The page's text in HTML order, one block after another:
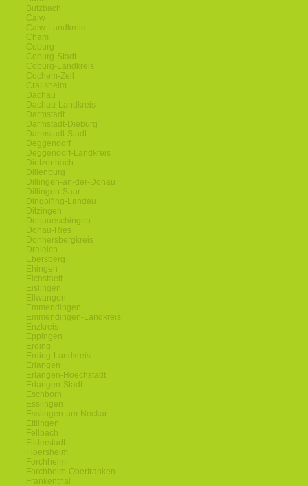
Butzbach
Calw
Calw-Landkreis
Cham
Coburg
Coburg-Stadt
Coburg-Landkreis
Cochem-Zell
Crailsheim
Dachau
Dachau-Landkreis
Darmstadt
Darmstadt-Dieburg
Darmstadt-Stadt
Deggendorf
Deggendorf-Landkreis
Dietzenbach
Dillenburg
Dillingen-an-der-Donau
Dillingen-Saar
Dingolfing-Landau
Ditzingen
Donaueschingen
Donau-Ries
Donnersbergkreis
Dreieich
Ebersberg
Ehingen
Eichstaett
Eislingen
Ellwangen
Emmendingen
Emmendingen-Landkreis
Enzkreis
Eppingen
Erding
Erding-Landkreis
Erlangen
Erlangen-Hoechstadt
Erlangen-Stadt
Eschborn
Esslingen
Esslingen-am-Neckar
Ettlingen
Fellbach
Filderstadt
Floersheim
Forchheim
Forchheim-Oberfranken
Frankenthal